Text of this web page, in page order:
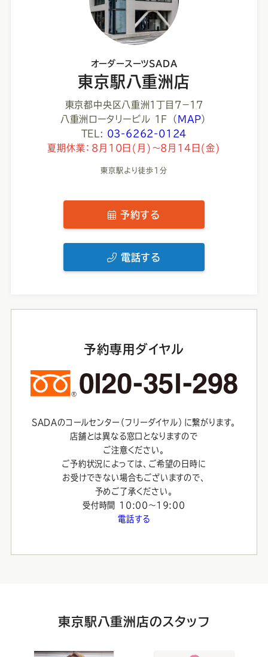
オーダースーツSADA
東京駅八重洲店
東京都中央区八重洲１丁目７−１７
八重洲ロータリービル 1F
（ MAP）
TEL: 03-6262-0124
夏期休業：8月10日(月)～8月14日(金)
東京駅より徒歩1分
予約する
電話する
予約専用ダイヤル
SADAのコールセンター（フリーダイヤル）に繋がります。
店舗とは異なる窓口となりますので
ご注意ください。
ご予約状況によっては、ご希望の日時に
お受けできない場合もございますので、
予めご了承ください。
受付時間 10:00〜19:00
電話する
東京駅八重洲店のスタッフ